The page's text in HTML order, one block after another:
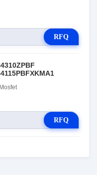
RFQ
RFQ